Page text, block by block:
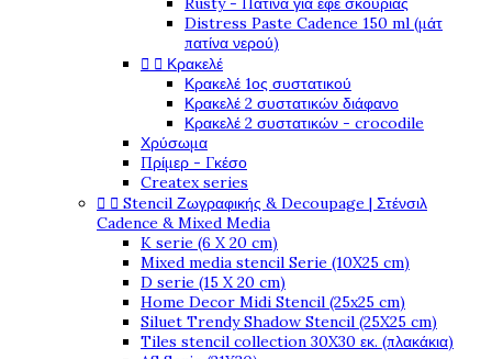
Distress Paste Cadence 150 ml (μάτ
πατίνα νερού)
  Κρακελέ
Κρακελέ 1ος συστατικού
Κρακελέ 2 συστατικών διάφανο
Κρακελέ 2 συστατικών - crocodile
Χρύσωμα
Πρίμερ - Γκέσο
Createx series
  Stencil Ζωγραφικής & Decoupage | Στένσιλ
Cadence & Mixed Media
K serie (6 X 20 cm)
Mixed media stencil Serie (10X25 cm)
D serie (15 X 20 cm)
Home Decor Midi Stencil (25x25 cm)
Siluet Trendy Shadow Stencil (25X25 cm)
Tiles stencil collection 30X30 εκ. (πλακάκια)